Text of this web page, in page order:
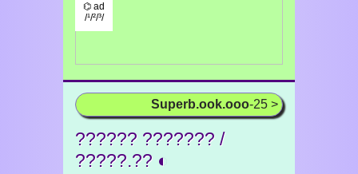
⌬ ad
/¹/²/³/
Superb.ook.ooo-25 >
?????? ??????? /
?????.?? ◐